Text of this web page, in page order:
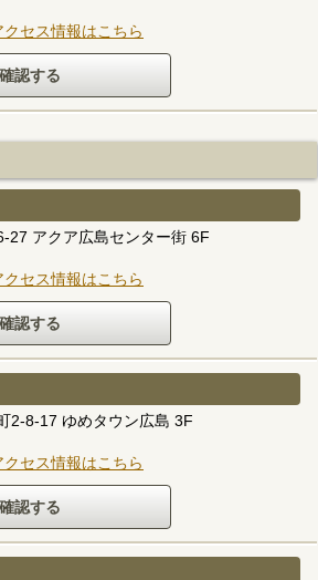
セス情報はこちら
27 アクア広島センター街 6F
セス情報はこちら
2-8-17 ゆめタウン広島 3F
セス情報はこちら